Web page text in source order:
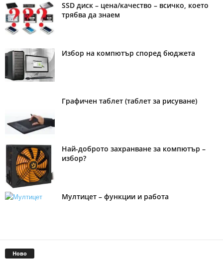
SSD диск – цена/качество – всичко, което
трябва да знаем
Избор на компютър според бюджета
Графичен таблет (таблет за рисуване)
Най-доброто захранване за компютър –
избор?
Мултицет – функции и работа
Ново